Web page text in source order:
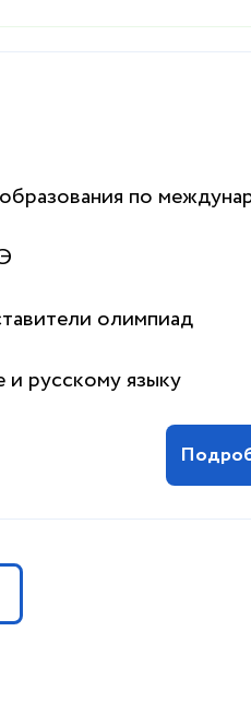
по
олимпиад
и русскому языку